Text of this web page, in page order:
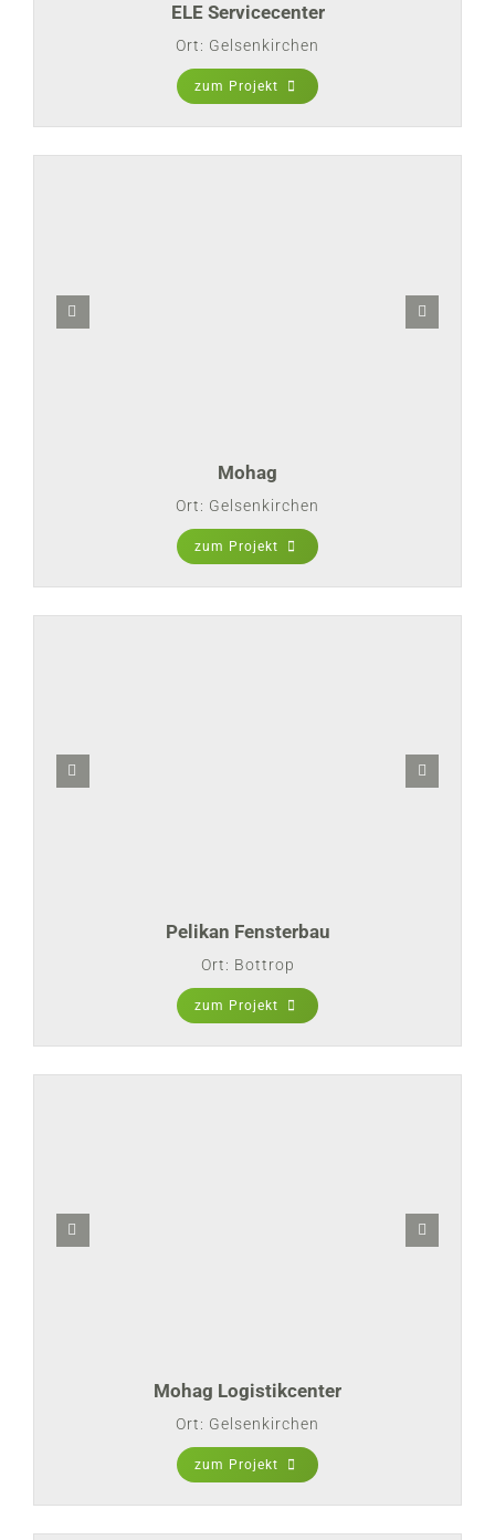
ELE Servicecenter
Ort: Gelsenkirchen
zum Projekt
Mohag
Ort: Gelsenkirchen
zum Projekt
Pelikan Fensterbau
Ort: Bottrop
zum Projekt
Mohag Logistikcenter
Ort: Gelsenkirchen
zum Projekt